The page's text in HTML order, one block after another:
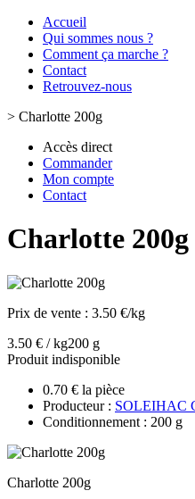
Accueil
Qui sommes nous ?
Comment ça marche ?
Contact
Retrouvez-nous
> Charlotte 200g
Accès direct
Commander
Mon compte
Contact
Charlotte 200g
Prix de vente : 3.50 €/kg
3.50 € / kg200 g
Produit indisponible
0.70 € la pièce
Producteur : SOLEIHAC
Conditionnement : 200 g
Charlotte 200g